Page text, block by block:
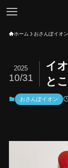
ホーム おさんぽイオン
イ
と
2025
10/31
おさんぽイオン